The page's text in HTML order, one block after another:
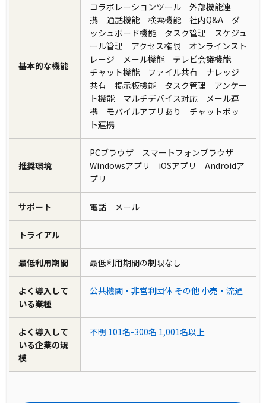
基本的な機能
コラボレーションツール 外部機能連
携 通話機能 検索機能 社内Q&A ダ
ッシュボード機能 タスク管理 スケジュ
ール管理 アクセス権限 オンラインスト
レージ メール機能 テレビ会議機能
チャット機能 ファイル共有 ナレッジ
共有 掲示板機能 タスク管理 アンケー
ト機能 マルチデバイス対応 メール連
携 モバイルアプリあり チャットボッ
ト連携
推奨環境
PCブラウザ スマートフォンブラウザ
Windowsアプリ iOSアプリ Androidア
プリ
サポート 電話 メール
トライアル
最低利用期間 最低利用期間の制限なし
よく導入して
いる業種
公共機関・非営利団体 その他 小売・流通
よく導入して
いる企業の規
模
不明 101名-300名 1,001名以上